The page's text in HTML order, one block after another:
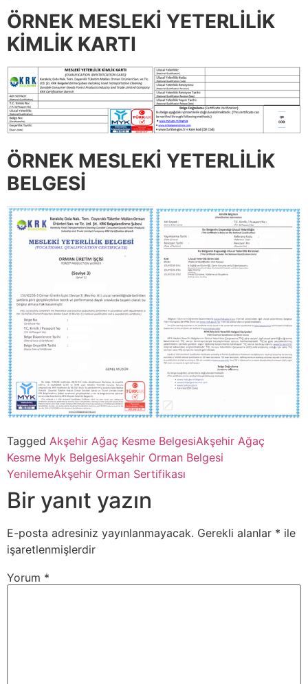
ÖRNEK MESLEKİ YETERLİLİK
KİMLİK KARTI
ÖRNEK MESLEKİ YETERLİLİK
BELGESİ
Tagged Akşehir Ağaç Kesme BelgesiAkşehir Ağaç
Kesme Myk BelgesiAkşehir Orman Belgesi
YenilemeAkşehir Orman Sertifikası
Bir yanıt yazın
E-posta adresiniz yayınlanmayacak. Gerekli alanlar * ile
işaretlenmişlerdir
Yorum *